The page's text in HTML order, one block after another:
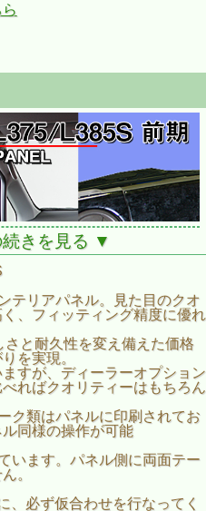
テリアパネル。見た目のク
高く、フィッティング精度に
きを見る ▼
テリアパネル。見た目のクオ
、フィッティング精度に優れ
と耐久性を変え備えた価格
を実現。
すが、ディーラーオプション
ればクオリティーはもちろん
ク類はパネルに印刷されてお
同様の操作が可能
います。パネル側に両面テー
。
、必ず仮合わせを行なってく